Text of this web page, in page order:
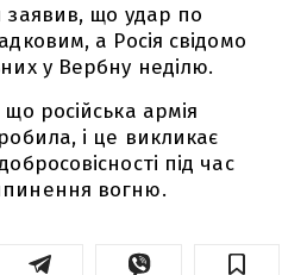
заявив, що удар по
а Росія свідомо
у Вербну неділю.
російська армія
і це викликає
під час
вогню.